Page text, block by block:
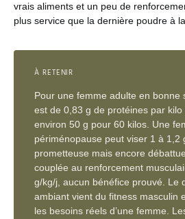
vrais aliments et un peu de
plus service que la dernière poudre à
À RETENIR
Pour une femme adulte en bonne
est de 0,83 g de protéines par
environ 50 g pour 60 kilos. Une
périménopause peut viser 1 à 1,2
prometteuse mais encore
couplée au renforcement
g/kg/j, aucun bénéfice prouvé. Le
ambiant vient du fitness masculin
les besoins réels d’une femme.